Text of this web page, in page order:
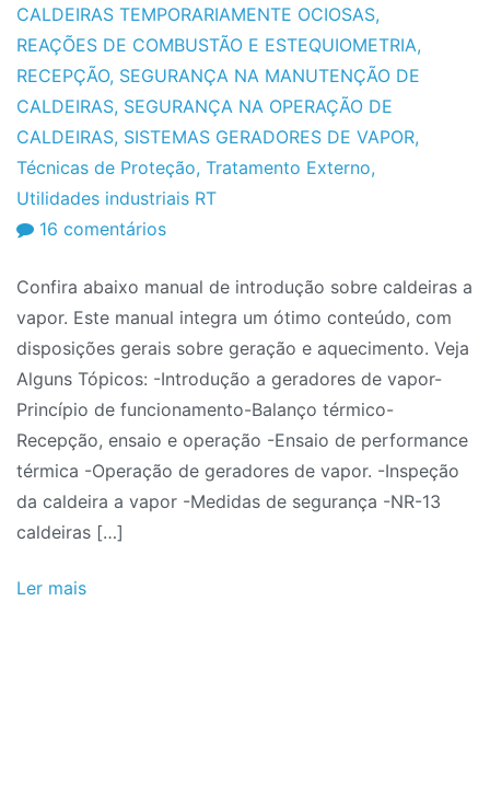
CALDEIRAS TEMPORARIAMENTE OCIOSAS,
REAÇÕES DE COMBUSTÃO E ESTEQUIOMETRIA,
RECEPÇÃO, SEGURANÇA NA MANUTENÇÃO DE
CALDEIRAS, SEGURANÇA NA OPERAÇÃO DE
CALDEIRAS, SISTEMAS GERADORES DE VAPOR,
Técnicas de Proteção, Tratamento Externo,
Utilidades industriais RT
16 comentáriosem
de
Caldeiras
–
Disposições
Gerais
Confira abaixo manual de introdução sobre caldeiras a
vapor. Este manual integra um ótimo conteúdo, com
disposições gerais sobre geração e aquecimento. Veja
Alguns Tópicos: -Introdução a geradores de vapor-
Princípio de funcionamento-Balanço térmico-
Recepção, ensaio e operação -Ensaio de performance
térmica -Operação de geradores de vapor. -Inspeção
da caldeira a vapor -Medidas de segurança -NR-13
caldeiras […]
Ler mais